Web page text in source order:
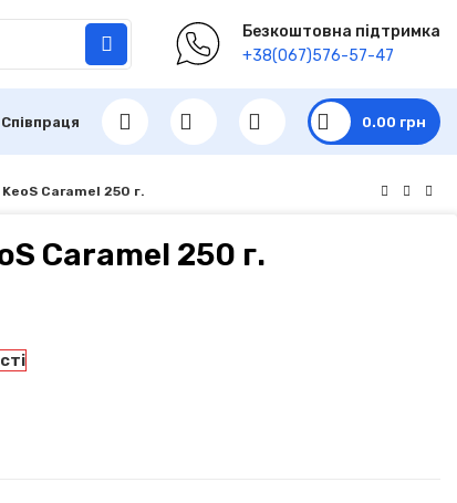
Безкоштовна підтримка
+38(067)576-57-47
Співпраця 0.00 грн
Caramel 250 г.
Caramel 250 г.